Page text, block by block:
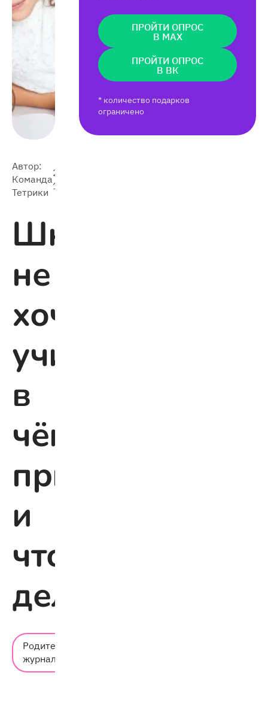
Автор:
Команда
Тетрики
2021-
10-12
Школьник
не
хочет
учиться:
в
чём
причина
и
что
делать
Родительский
журнал
ПРОЙТИ ОПРОС
В MAX
ПРОЙТИ ОПРОС
В ВК
* количество подарков
ограничено